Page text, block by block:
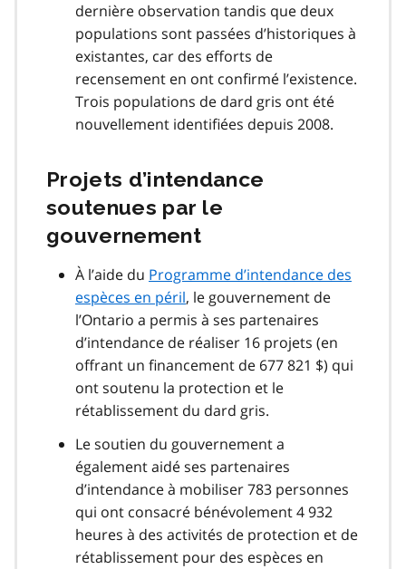
dernière observation tandis que deux
populations sont passées d’historiques à
existantes, car des efforts de
recensement en ont confirmé l’existence.
Trois populations de dard gris ont été
nouvellement identifiées depuis 2008.
Projets d’intendance
soutenues par le
gouvernement
À l’aide du Programme d’intendance des
espèces en péril, le gouvernement de
l’Ontario a permis à ses partenaires
d’intendance de réaliser 16 projets (en
offrant un financement de 677 821 $) qui
ont soutenu la protection et le
rétablissement du dard gris.
Le soutien du gouvernement a
également aidé ses partenaires
d’intendance à mobiliser 783 personnes
qui ont consacré bénévolement 4 932
heures à des activités de protection et de
rétablissement pour des espèces en